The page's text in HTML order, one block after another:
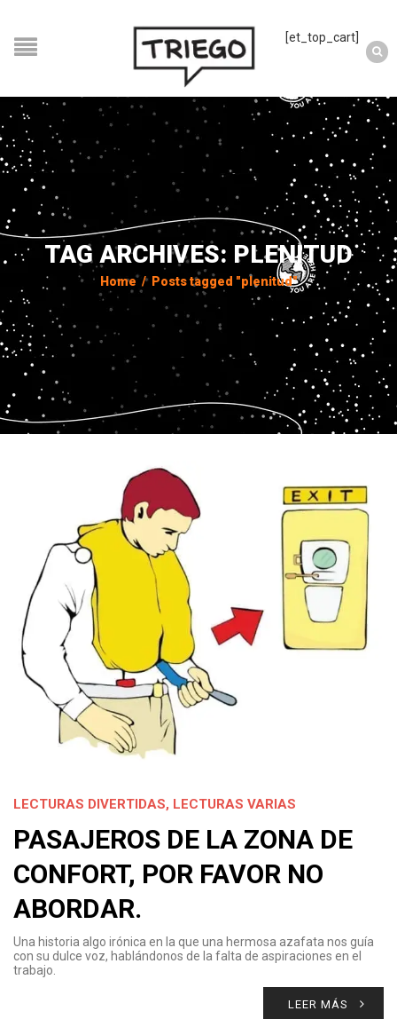
[et_top_cart]
TAG ARCHIVES: PLENITUD
Home / Posts tagged "plenitud"
LECTURAS DIVERTIDAS, LECTURAS VARIAS
PASAJEROS DE LA ZONA DE
CONFORT, POR FAVOR NO
ABORDAR.
Una historia algo irónica en la que una hermosa azafata nos guía
con su dulce voz, hablándonos de la falta de aspiraciones en el
trabajo.
LEER MÁS